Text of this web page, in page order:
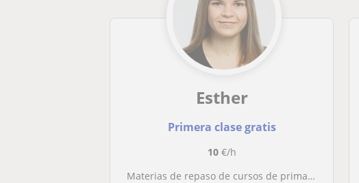
Esther
Primera clase gratis
10€/h
Materias de repaso de cursos de primaria y la ESO, también inglés hasta 2º de bachiller